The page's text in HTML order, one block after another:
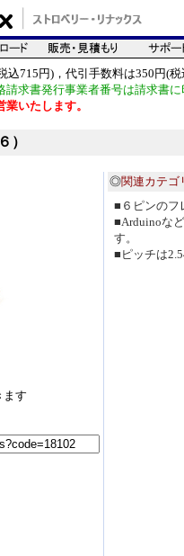
込715円)，代引手数料は350円(税
求書発行事業者番号は請求書
いたします。
）
ます
◎関連カテゴ
■６ピンのフ
■Arduinoな
す。
■ピッチは